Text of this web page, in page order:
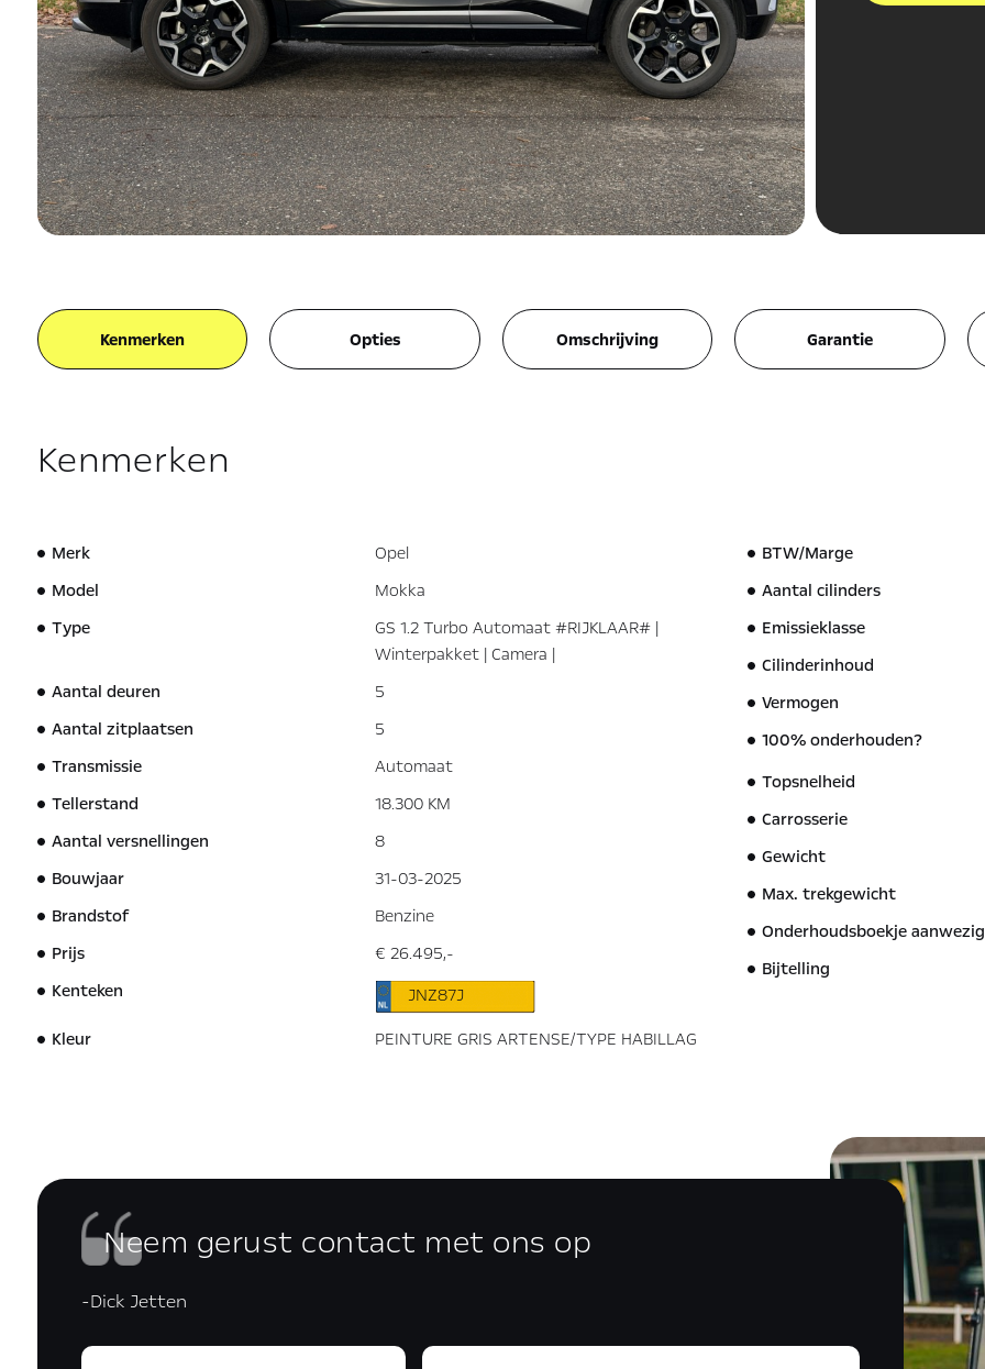
Kenmerken Opties Omschrijving Garantie
Kenmerken
Merk
Opel
Model
Mokka
Type
GS 1.2 Turbo Automaat #RIJKLAAR# |
Winterpakket | Camera |
Aantal deuren
5
Aantal zitplaatsen
5
Transmissie
Automaat
Tellerstand
18.300 KM
Aantal versnellingen
8
Bouwjaar
31-03-2025
Brandstof
Benzine
Prijs
€ 26.495,-
Kenteken
JNZ87J
Kleur
PEINTURE GRIS ARTENSE/TYPE HABILLAG
BTW/Marge
Aantal cilinders
Emissieklasse
Cilinderinhoud
Vermogen
100% onderhouden?
Topsnelheid
Carrosserie
Gewicht
Max. trekgewicht
Onderhoudsboekje
Bijtelling
Neem gerust contact met ons op
-Dick Jetten